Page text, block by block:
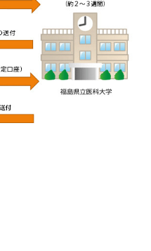
取材・撮影申し込み